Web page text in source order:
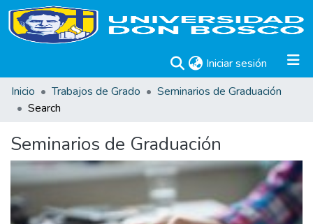
Iniciar sesión (current)
Inicio
Trabajos de Grado
Seminarios de Graduación
Search
Seminarios de Graduación